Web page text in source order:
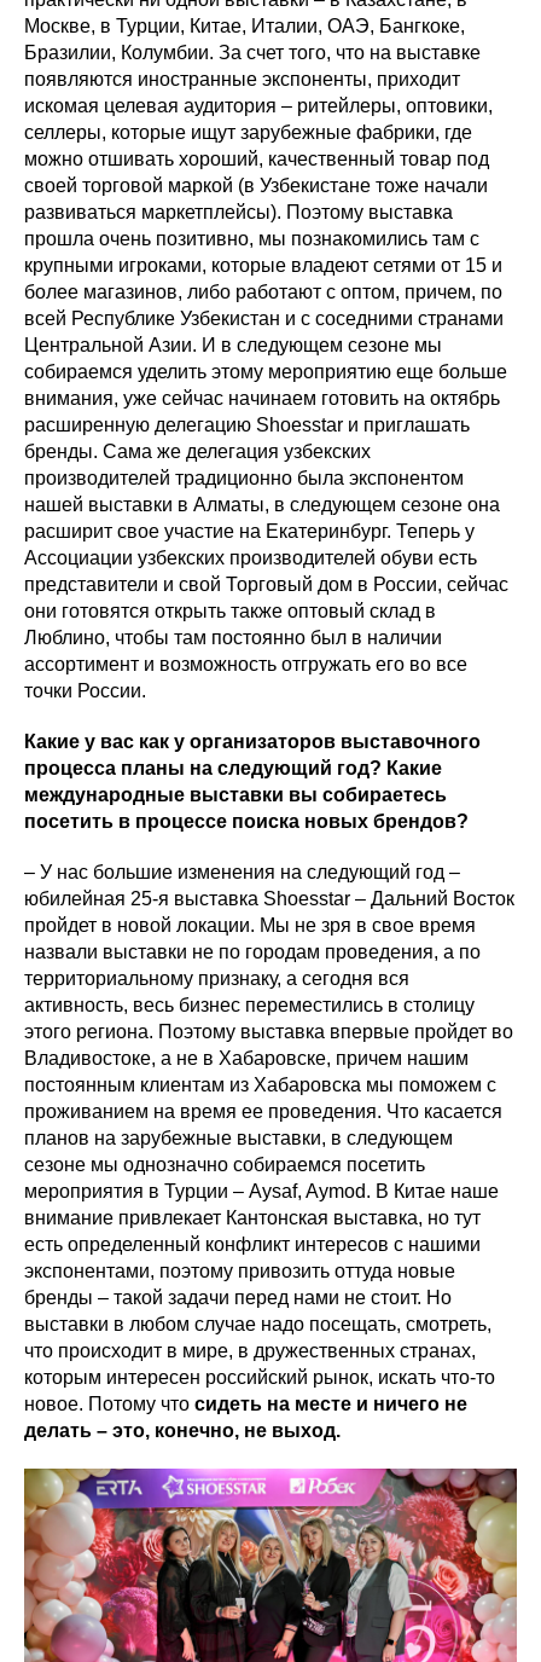
Москве, в Турции, Китае, Италии, ОАЭ, Бангкоке,
Бразилии, Колумбии. За счет того, что на выставке
появляются иностранные экспоненты, приходит
искомая целевая аудитория – ритейлеры, оптовики,
селлеры, которые ищут зарубежные фабрики, где
можно отшивать хороший, качественный товар под
своей торговой маркой (в Узбекистане тоже начали
развиваться маркетплейсы). Поэтому выставка
прошла очень позитивно, мы познакомились там с
крупными игроками, которые владеют сетями от 15 и
более магазинов, либо работают с оптом, причем, по
всей Республике Узбекистан и с соседними странами
Центральной Азии. И в следующем сезоне мы
собираемся уделить этому мероприятию еще больше
внимания, уже сейчас начинаем готовить на октябрь
расширенную делегацию Shoesstar и приглашать
бренды. Сама же делегация узбекских
производителей традиционно была экспонентом
нашей выставки в Алматы, в следующем сезоне она
расширит свое участие на Екатеринбург. Теперь у
Ассоциации узбекских производителей обуви есть
представители и свой Торговый дом в России, сейчас
они готовятся открыть также оптовый склад в
Люблино, чтобы там постоянно был в наличии
ассортимент и возможность отгружать его во все
точки России.
Какие у вас как у организаторов выставочного
процесса планы на следующий год? Какие
международные выставки вы собираетесь
посетить в процессе поиска новых брендов?
– У нас большие изменения на следующий год –
юбилейная 25-я выставка Shoesstar – Дальний Восток
пройдет в новой локации. Мы не зря в свое время
назвали выставки не по городам проведения, а по
территориальному признаку, а сегодня вся
активность, весь бизнес переместились в столицу
этого региона. Поэтому выставка впервые пройдет во
Владивостоке, а не в Хабаровске, причем нашим
постоянным клиентам из Хабаровска мы поможем с
проживанием на время ее проведения. Что касается
планов на зарубежные выставки, в следующем
сезоне мы однозначно собираемся посетить
мероприятия в Турции – Aysaf, Aymod. В Китае наше
внимание привлекает Кантонская выставка, но тут
есть определенный конфликт интересов с нашими
экспонентами, поэтому привозить оттуда новые
бренды – такой задачи перед нами не стоит. Но
выставки в любом случае надо посещать, смотреть,
что происходит в мире, в дружественных странах,
которым интересен российский рынок, искать что-то
новое. Потому что сидеть на месте и ничего не
делать – это, конечно, не выход.